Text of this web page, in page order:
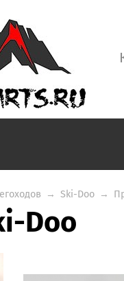
→ Ski-Doo →
Doo